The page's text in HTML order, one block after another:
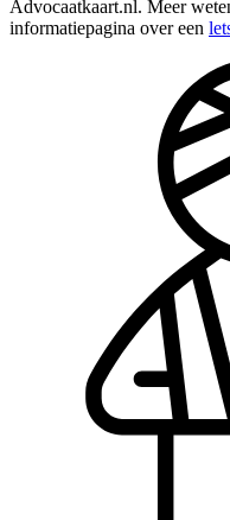
Advocaatkaart.nl. Meer
informatiepagina over een